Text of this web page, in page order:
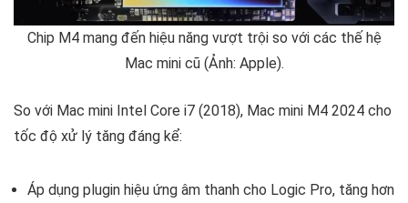
Chip M4 mang đến hiệu năng vượt trội so với các thế hệ
Mac mini cũ (Ảnh: Apple).
So với Mac mini Intel Core i7 (2018), Mac mini M4 2024 cho
tốc độ xử lý tăng đáng kể:
Áp dụng plugin hiệu ứng âm thanh cho Logic Pro, tăng hơn